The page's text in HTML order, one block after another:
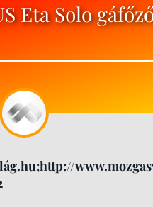
Eta Solo